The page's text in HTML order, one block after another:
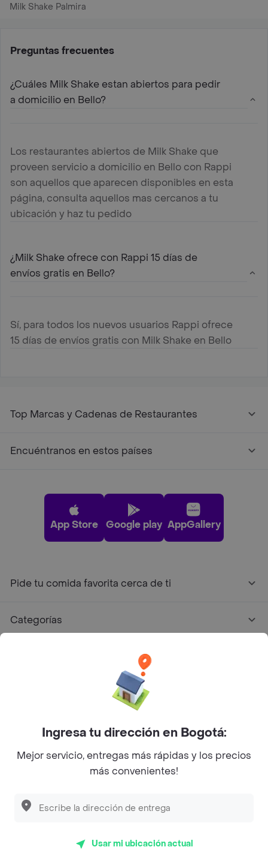
Descubre las PROMOCIONES que tenemos
Milk Shake Palmira
Preguntas frecuentes
¿Cuáles Milk Shake estan abiertos para pedir
a domicilio en Bello?
Los restaurantes abiertos de Milk Shake que
proveen servicio a domicilio en Bello con Rappi
son aquellos que aparecen disponibles en esta
página, consulta aquellos mas cercanos a tu
ubicación y haz tu pedido
¿Milk Shake ofrece con Rappi 15 días de
envíos gratis en Bello?
Sí, para todos los nuevos usuarios Rappi ofrece
15 días de envíos gratis con Milk Shake en Bello
Top Marcas y Cadenas de Restaurantes
Encuéntranos en estos países
App Store Google play AppGallery
Pide tu comida favorita cerca de ti
Categorías
Facebook
Twitter
Instagram
©2026Rappi Inc. All rights reserved.
Ingresa tu dirección en Bogotá:
Mejor servicio, entregas más rápidas y los precios
más convenientes!
Usar mi ubicación actual